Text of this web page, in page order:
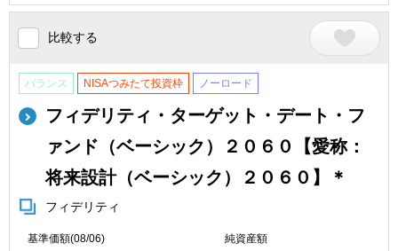
比較する
バランス NISAつみたて投資枠 ノーロード
フィデリティ・ターゲット・デート・フ
ァンド（ベーシック）２０６０【愛称：
将来設計（ベーシック）２０６０】＊
フィデリティ
基準価額(08/06) 純資産額